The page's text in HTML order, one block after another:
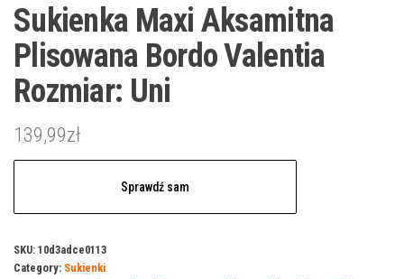
Sukienka Maxi Aksamitna
Plisowana Bordo Valentia
Rozmiar: Uni
139,99zł
Sprawdź sam
SKU: 10d3adce0113
Category: Sukienki